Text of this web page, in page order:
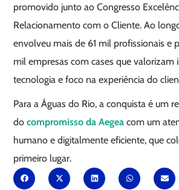
promovido junto ao Congresso
Relacionamento com o Cliente. Ao
envolveu mais de 61 mil profissionais e
mil empresas com cases que valorizam
tecnologia e foco na experiência do
Para a Águas do Rio, a conquista é um
docompromisso da Aegea com um
humano e digitalmente eficiente, que
primeiro lugar.